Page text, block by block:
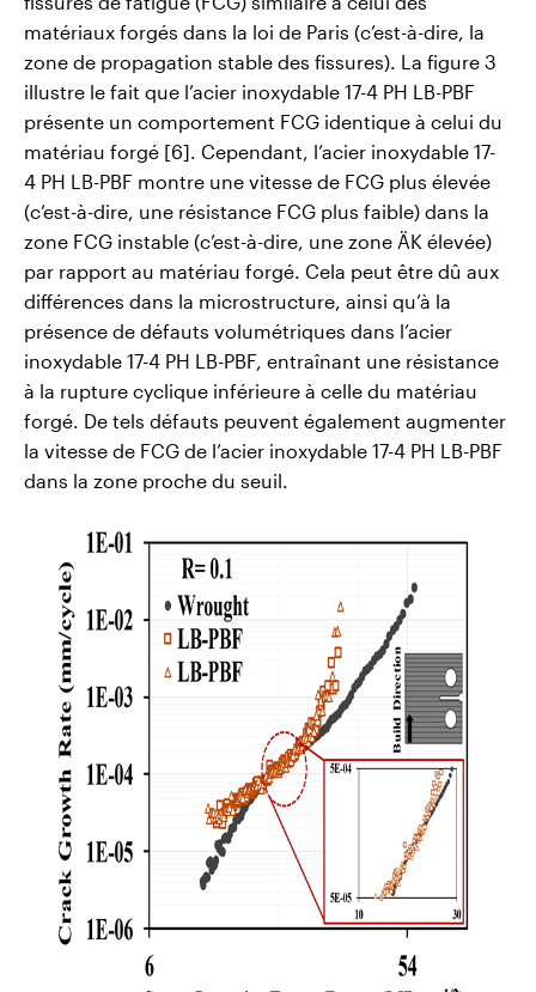
matériaux forgés dans la loi de Paris (c’est-à-dire, la
zone de propagation stable des fissures). La figure 3
illustre le fait que l’acier inoxydable 17-4 PH LB-PBF
présente un comportement FCG identique à celui du
matériau forgé [6]. Cependant, l’acier inoxydable 17-
4 PH LB-PBF montre une vitesse de FCG plus élevée
(c’est-à-dire, une résistance FCG plus faible) dans la
zone FCG instable (c’est-à-dire, une zone ÄK élevée)
par rapport au matériau forgé. Cela peut être dû aux
différences dans la microstructure, ainsi qu’à la
présence de défauts volumétriques dans l’acier
inoxydable 17-4 PH LB-PBF, entraînant une résistance
à la rupture cyclique inférieure à celle du matériau
forgé. De tels défauts peuvent également augmenter
la vitesse de FCG de l’acier inoxydable 17-4 PH LB-PBF
dans la zone proche du seuil.